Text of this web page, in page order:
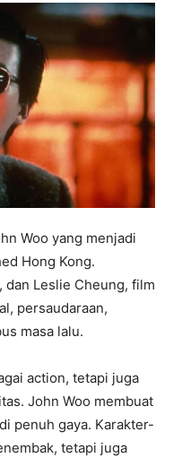
Woo yang menjadi
Hong Kong.
Leslie Cheung, film
persaudaraan,
masa lalu.
action, tetapi juga
John Woo membuat
penuh gaya. Karakter-
tetapi juga